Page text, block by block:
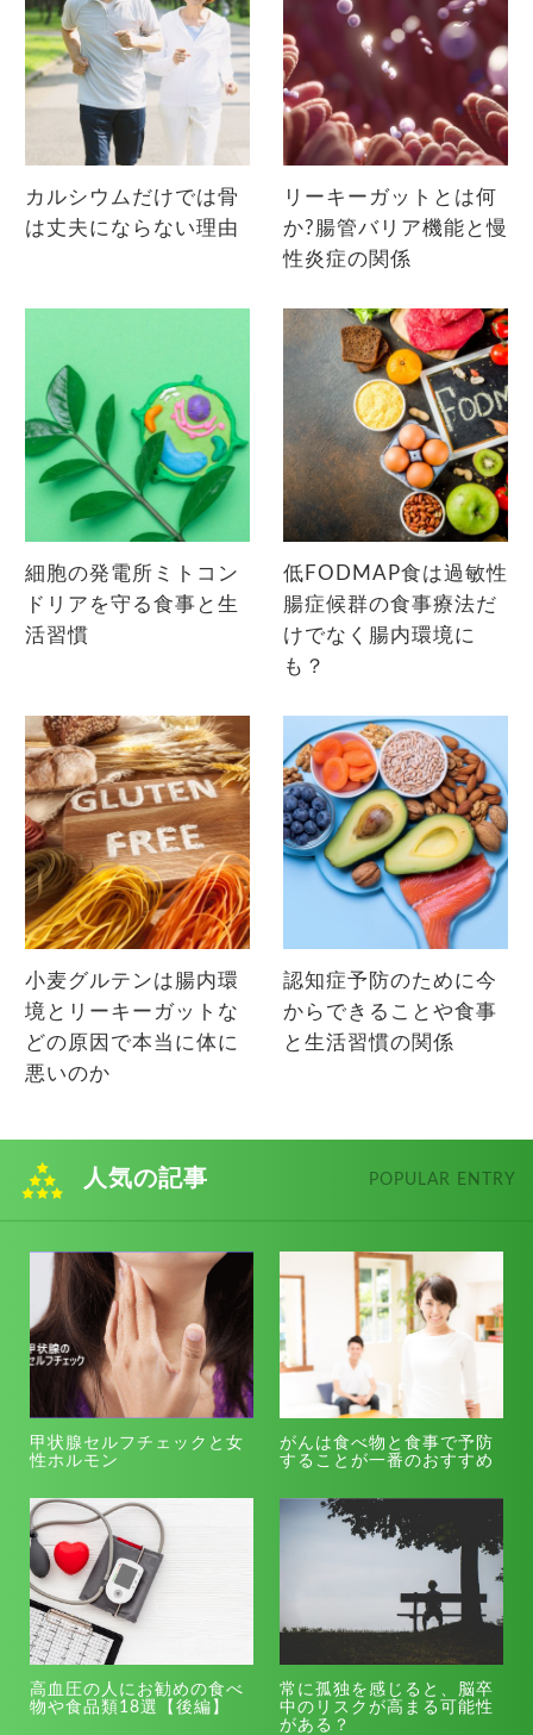
カルシウムだけでは骨
は丈夫にならない理由
リーキーガットとは何
か?腸管バリア機能と慢
性炎症の関係
細胞の発電所ミトコン
ドリアを守る食事と生
活習慣
低FODMAP食は過敏性
腸症候群の食事療法だ
けでなく腸内環境に
も？
小麦グルテンは腸内環
境とリーキーガットな
どの原因で本当に体に
悪いのか
認知症予防のために今
からできることや食事
と生活習慣の関係
人気の記事 POPULAR ENTRY
甲状腺セルフチェックと女
性ホルモン
がんは食べ物と食事で予防
することが一番のおすすめ
高血圧の人にお勧めの食べ
物や食品類18選【後編】
常に孤独を感じると、脳卒
中のリスクが高まる可能性
がある？